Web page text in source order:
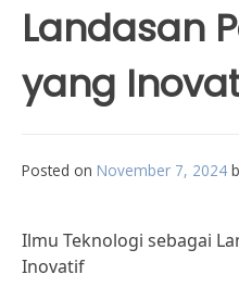
Landasan
yang
Posted on November 7, 2024
Ilmu Teknologi sebagai
Inovatif